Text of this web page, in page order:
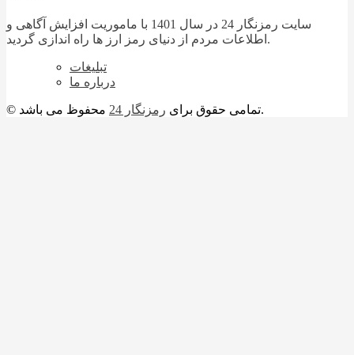
سایت رمزنگار 24 در سال 1401 با ماموریت افزایش آگاهی و
اطلاعات مردم از دنیای رمز ارز ها راه اندازی گردید.
تبلیغات
درباره ما
© تمامی حقوق برای رمزنگار 24 محفوظ می باشد.